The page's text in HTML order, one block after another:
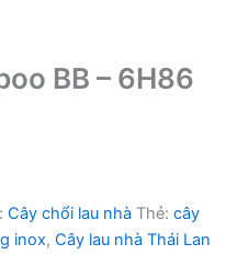
BB – 6H86
Cây chổi lau nhà Thẻ: cây
inox, Cây lau nhà Thái Lan